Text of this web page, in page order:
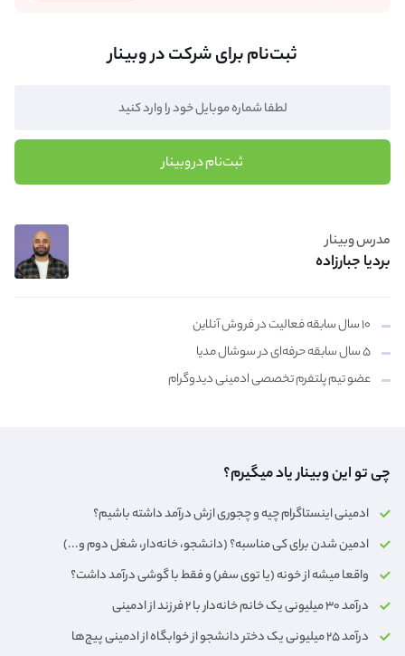
ثبت‌نام برای شرکت در وبینار
ثبت‌نام در وبینار
مدرس وبینار
بردیا جبارزاده
۱۰ سال سابقه فعالیت در فروش آنلاین
۵ سال سابقه حرفه‌ای در سوشال مدیا
عضو تیم پلتفرم تخصصی ادمینی دیدوگرام
چی تو این وبینار یاد میگیرم؟
ادمینی اینستاگرام چیه و چجوری ازش درآمد داشته باشیم؟
ادمین شدن برای کی مناسبه؟ (دانشجو، خانه‌دار،‌ شغل دوم و...)
واقعا میشه از خونه (یا توی سفر) و فقط با گوشی درآمد داشت؟
درآمد ۳۰ میلیونی یک خانم خانه‌دار با ۲ فرزند از ادمینی
درآمد ۲۵ میلیونی یک دختر دانشجو از خوابگاه از ادمینی پیج‌ها